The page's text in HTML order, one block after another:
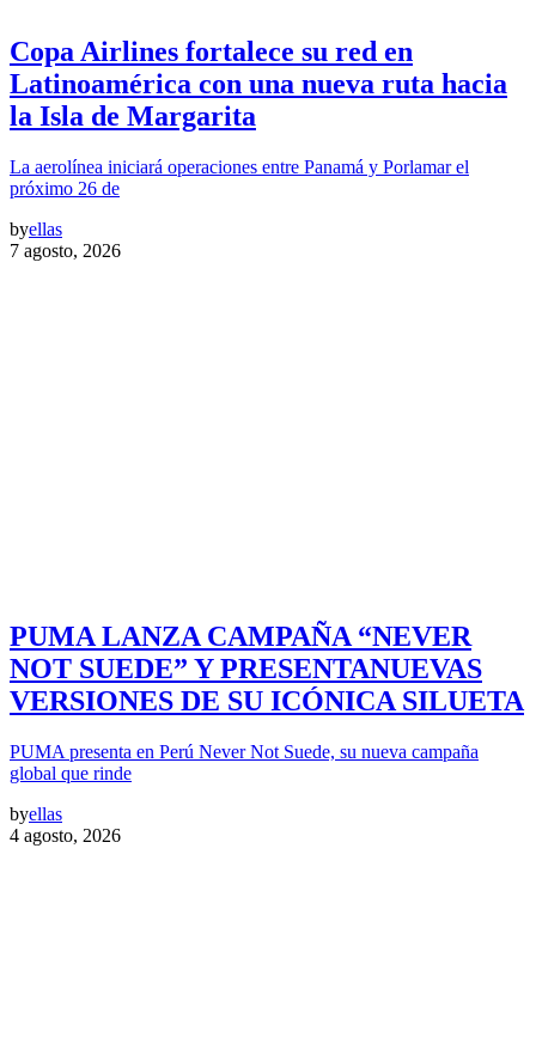
Copa Airlines fortalece su red en
Latinoamérica con una nueva ruta hacia
la Isla de Margarita
La aerolínea iniciará operaciones entre Panamá y Porlamar el
próximo 26 de
byellas
7 agosto, 2026
PUMA LANZA CAMPAÑA “NEVER
NOT SUEDE” Y PRESENTANUEVAS
VERSIONES DE SU ICÓNICA SILUETA
PUMA presenta en Perú Never Not Suede, su nueva campaña
global que rinde
byellas
4 agosto, 2026